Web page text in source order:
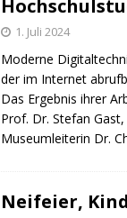
1. Juli 2024
Moderne
der im Internet
Das Ergebnis ihrer
Prof. Dr. Stefan
Museumleiterin Dr.
Neifeier,